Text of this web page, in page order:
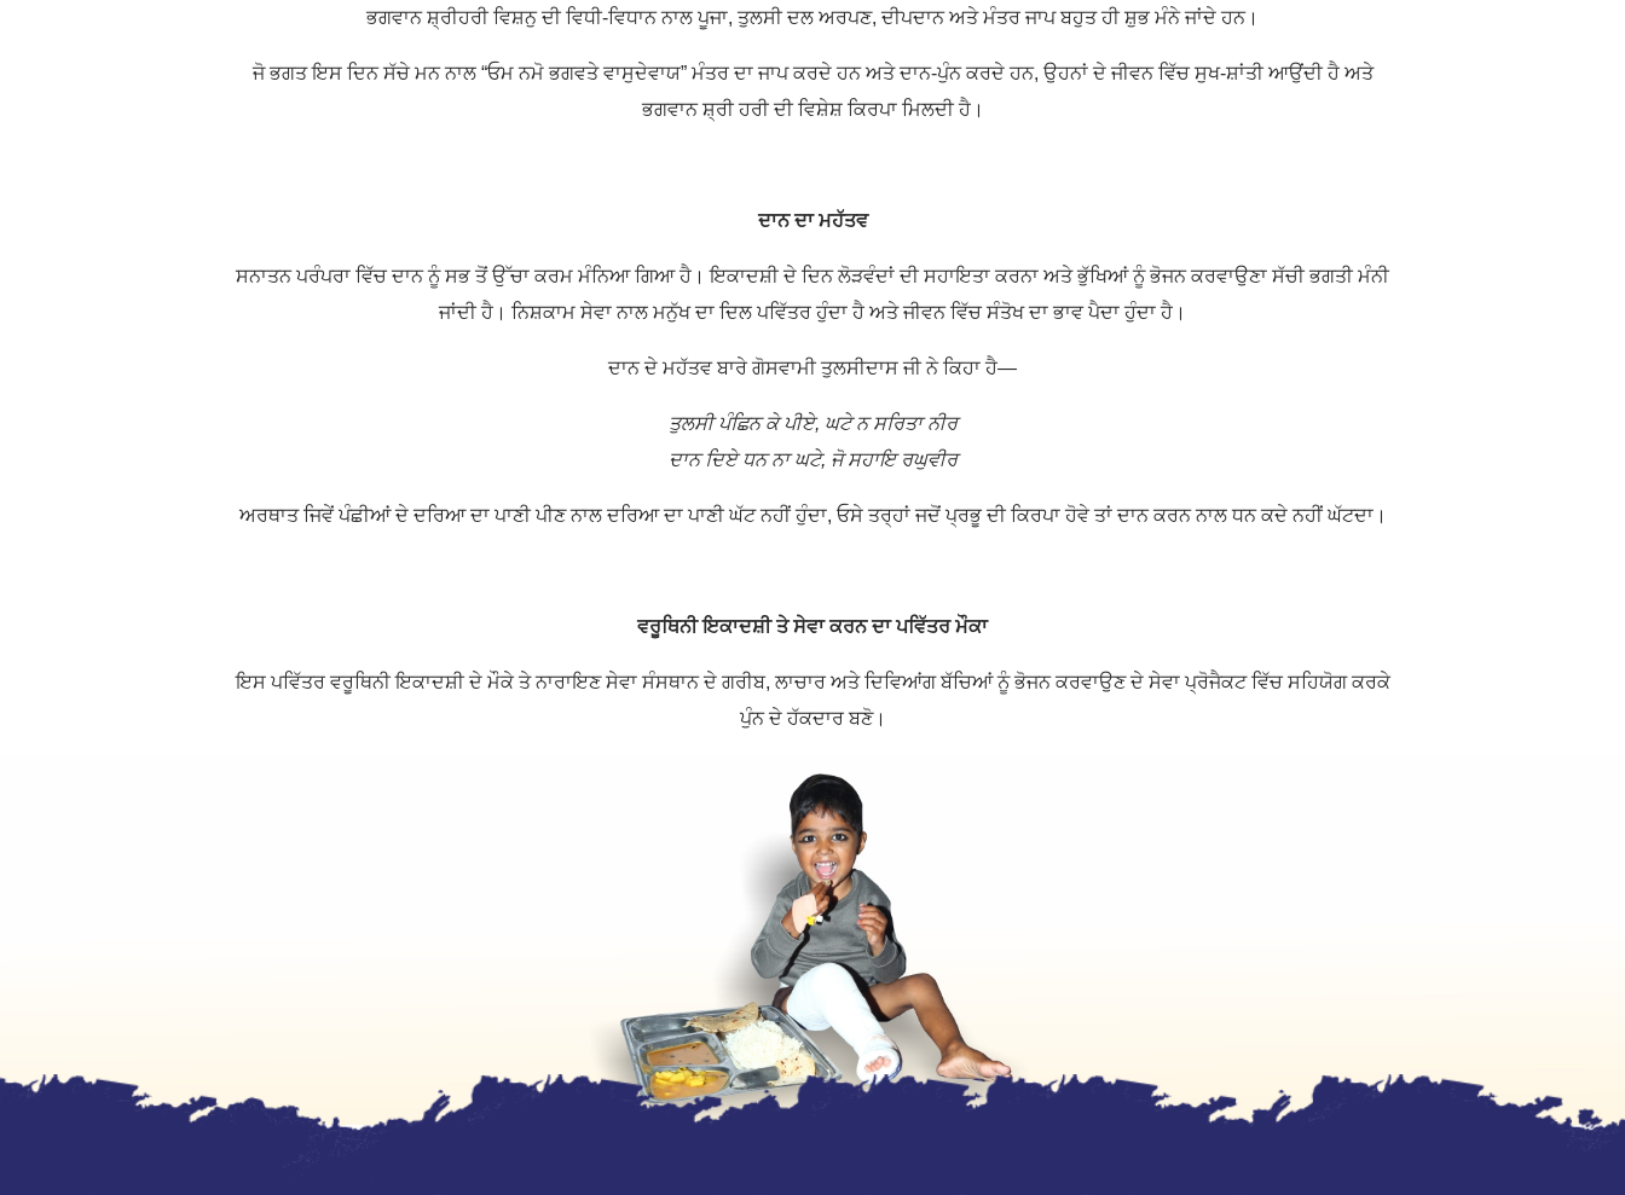
ਭਗਵਾਨ ਸ਼੍ਰੀਹਰੀ ਵਿਸ਼ਨੁ ਦੀ ਵਿਧੀ-ਵਿਧਾਨ ਨਾਲ ਪੂਜਾ, ਤੁਲਸੀ ਦਲ ਅਰਪਣ, ਦੀਪਦਾਨ ਅਤੇ ਮੰਤਰ ਜਾਪ ਬਹੁਤ ਹੀ ਸ਼ੁਭ ਮੰਨੇ ਜਾਂਦੇ ਹਨ।
ਜੋ ਭਗਤ ਇਸ ਦਿਨ ਸੱਚੇ ਮਨ ਨਾਲ “ਓਮ ਨਮੋ ਭਗਵਤੇ ਵਾਸੁਦੇਵਾਯ” ਮੰਤਰ ਦਾ ਜਾਪ ਕਰਦੇ ਹਨ ਅਤੇ ਦਾਨ-ਪੁੰਨ ਕਰਦੇ ਹਨ, ਉਹਨਾਂ ਦੇ ਜੀਵਨ ਵਿੱਚ ਸੁਖ-ਸ਼ਾਂਤੀ ਆਉਂਦੀ ਹੈ ਅਤੇ
ਭਗਵਾਨਸ਼੍ਰੀ ਹਰੀ ਦੀ ਵਿਸ਼ੇਸ਼ ਕਿਰਪਾ ਮਿਲਦੀ ਹੈ।
ਦਾਨ ਦਾ ਮਹੱਤਵ
ਸਨਾਤਨ ਪਰੰਪਰਾ ਵਿੱਚ ਦਾਨ ਨੂੰ ਸਭ ਤੋਂ ਉੱਚਾ ਕਰਮ ਮੰਨਿਆ ਗਿਆ ਹੈ। ਇਕਾਦਸ਼ੀ ਦੇ ਦਿਨ ਲੋੜਵੰਦਾਂ ਦੀ ਸਹਾਇਤਾ ਕਰਨਾ ਅਤੇ ਭੁੱਖਿਆਂ ਨੂੰ ਭੋਜਨ ਕਰਵਾਉਣਾ ਸੱਚੀ ਭਗਤੀ ਮੰਨੀ
ਜਾਂਦੀ ਹੈ। ਨਿਸ਼ਕਾਮ ਸੇਵਾ ਨਾਲ ਮਨੁੱਖ ਦਾ ਦਿਲ ਪਵਿੱਤਰ ਹੁੰਦਾ ਹੈ ਅਤੇ ਜੀਵਨ ਵਿੱਚ ਸੰਤੋਖ ਦਾ ਭਾਵ ਪੈਦਾ ਹੁੰਦਾ ਹੈ।
ਦਾਨ ਦੇ ਮਹੱਤਵ ਬਾਰੇ ਗੋਸਵਾਮੀ ਤੁਲਸੀਦਾਸ ਜੀ ਨੇ ਕਿਹਾ ਹੈ—
ਤੁਲਸੀ ਪੰਛਿਨ ਕੇ ਪੀਏ, ਘਟੇ ਨ ਸਰਿਤਾ ਨੀਰ
ਦਾਨ ਦਿਏ ਧਨ ਨਾ ਘਟੇ, ਜੋ ਸਹਾਇ ਰਘੁਵੀਰ
ਅਰਥਾਤ ਜਿਵੇਂ ਪੰਛੀਆਂ ਦੇ ਦਰਿਆ ਦਾ ਪਾਣੀ ਪੀਣ ਨਾਲ ਦਰਿਆ ਦਾ ਪਾਣੀ ਘੱਟ ਨਹੀਂ ਹੁੰਦਾ, ਓਸੇ ਤਰ੍ਹਾਂ ਜਦੋਂ ਪ੍ਰਭੂ ਦੀ ਕਿਰਪਾ ਹੋਵੇ ਤਾਂ ਦਾਨ ਕਰਨ ਨਾਲ ਧਨਕਦੇ ਨਹੀਂ ਘੱਟਦਾ।
ਵਰੂਥਿਨੀ ਇਕਾਦਸ਼ੀ ਤੇ ਸੇਵਾ ਕਰਨ ਦਾਪਵਿੱਤਰਮੌਕਾ
ਇਸ ਪਵਿੱਤਰ ਵਰੂਥਿਨੀ ਇਕਾਦਸ਼ੀ ਦੇ ਮੌਕੇ ਤੇ ਨਾਰਾਇਣ ਸੇਵਾ ਸੰਸਥਾਨ ਦੇ ਗਰੀਬ, ਲਾਚਾਰ ਅਤੇ ਦਿਵਿਆਂਗ ਬੱਚਿਆਂ ਨੂੰ ਭੋਜਨ ਕਰਵਾਉਣ ਦੇ ਸੇਵਾ ਪ੍ਰੋਜੈਕਟ ਵਿੱਚ ਸਹਿਯੋਗ ਕਰਕੇ
ਪੁੰਨ ਦੇ ਹੱਕਦਾਰ ਬਣੋ।